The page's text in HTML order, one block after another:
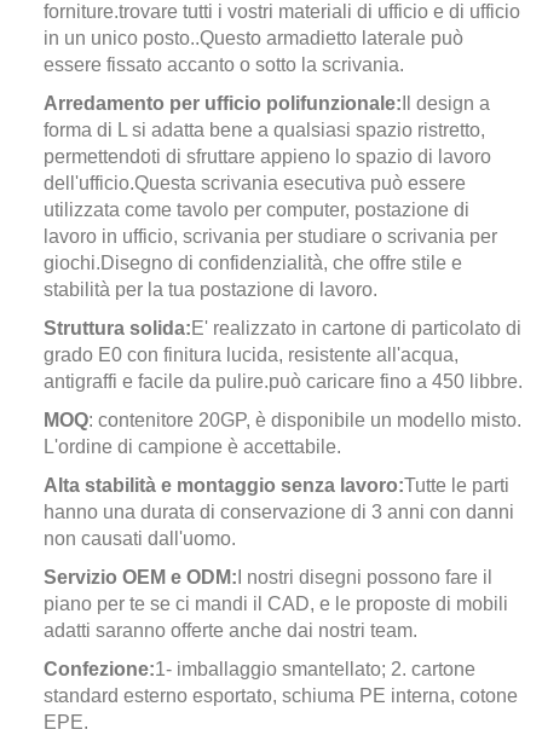
forniture.trovare tutti i vostri materiali di ufficio e di ufficio
in un unico posto..Questo armadietto laterale può
essere fissato accanto o sotto la scrivania.
Arredamento per ufficio polifunzionale: Il design a
forma di L si adatta bene a qualsiasi spazio ristretto,
permettendoti di sfruttare appieno lo spazio di lavoro
dell'ufficio.Questa scrivania esecutiva può essere
utilizzata come tavolo per computer, postazione di
lavoro in ufficio, scrivania per studiare o scrivania per
giochi.Disegno di confidenzialità, che offre stile e
stabilità per la tua postazione di lavoro.
Struttura solida:E' realizzato in cartone di particolato di
grado E0 con finitura lucida, resistente all'acqua,
antigraffi e facile da pulire.può caricare fino a 450 libbre.
MOQ: contenitore 20GP, è disponibile un modello misto.
L'ordine di campione è accettabile.
Alta stabilità e montaggio senza lavoro:Tutte le parti
hanno una durata di conservazione di 3 anni con danni
non causati dall'uomo.
Servizio OEM e ODM: I nostri disegni possono fare il
piano per te se ci mandi il CAD, e le proposte di mobili
adatti saranno offerte anche dai nostri team.
Confezione:1- imballaggio smantellato; 2. cartone
standard esterno esportato, schiuma PE interna, cotone
EPE.